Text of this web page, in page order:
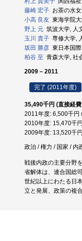
藤崎 宏子 お茶の水
小高 良友 東海学院
野上 元 筑波大学, 人
玉川 貴子 専修大学,
坂田 勝彦 東日本国
柏谷 至 青森大学, 社
2009 – 2011
完了 (2011年度)
35,490千円 (直接経
2011年度: 6,500千円
2010年度: 15,470千
2009年度: 13,520千
政治 / 権力 / 国家 / 内
戦後内政の主要分野
省解体は、連合国総
世紀以上にわたる日
立と発展、政策の複